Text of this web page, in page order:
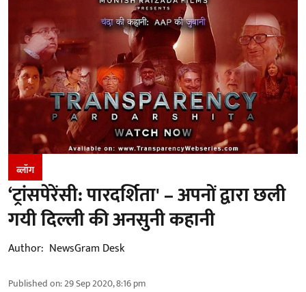
ब्लॉग
‘ट्रांसपेरेंसी: पारदर्शिता' – अपनों द्वारा छली
गयी दिल्ली की अनसुनी कहानी
Author: NewsGram Desk
Published on:29 Sep 2020, 8:16 pm